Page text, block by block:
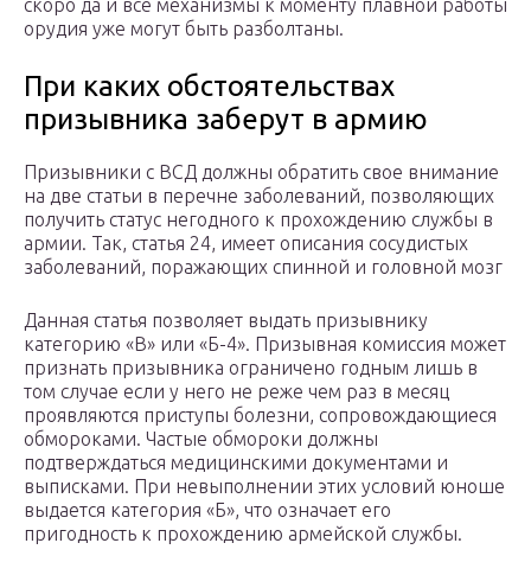
скоро да и все механизмы к моменту плавной работы
орудия уже могут быть разболтаны.
При каких обстоятельствах
призывника заберут в армию
Призывники с ВСД должны обратить свое внимание
на две статьи в перечне заболеваний, позволяющих
получить статус негодного к прохождению службы в
армии. Так, статья 24, имеет описания сосудистых
заболеваний, поражающих спинной и головной мозг
Данная статья позволяет выдать призывнику
категорию «В» или «Б-4». Призывная комиссия может
признать призывника ограничено годным лишь в
том случае если у него не реже чем раз в месяц
проявляются приступы болезни, сопровождающиеся
обмороками. Частые обмороки должны
подтверждаться медицинскими документами и
выписками. При невыполнении этих условий юноше
выдается категория «Б», что означает его
пригодность к прохождению армейской службы.